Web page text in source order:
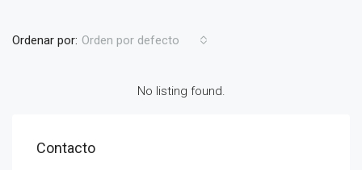
Ordenar por: Orden por defecto
No listing found.
Contacto